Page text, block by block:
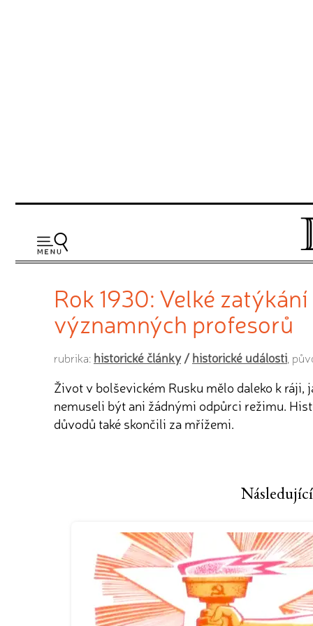
Rok 1930: Velké
významných profesorů
rubrika: historické články/historické události ,
Život v bolševickém Rusku mělo daleko k
nemuseli být ani žádnými odpůrci režimu.
důvodů také skončili za mřížemi.